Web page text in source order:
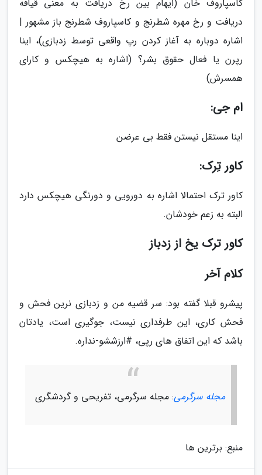
کاسپاروف خان (ایهام بین رخ دریافت به معنی قیافه
دریافت و رخ مهره شطرنج و کاسپاروف شطرنج باز مشهور |
اشاره دوباره به آغاز کردن رپ واقعی توسط زدبازی)، اینا
رپرن یا فعال حقوق بشر؟ (اشاره به هیچکس و کارای
همسرش)
ام جی:
اینا مستقل نیستن فقط بی عرضن
کاور تِرک:
کاور ترک احتمالا اشاره به دورویی و دورنگی هیچکس دارد
البته به زعم خودشان.
کاور ترک یخ از زدباز
کلام آخر
پیشرو قبلا گفته بود: سر قضیه من و زدبازی نرین فحش و
فحش کاری، این طرفداری نیست، جوگیری است، یادتان
باشد که این اتفاق های رپی، #ارزششو-نداره.
مجله سرگرمی: مجله سرگرمی، تفریحی و گردشگری
منبع: برترین ها